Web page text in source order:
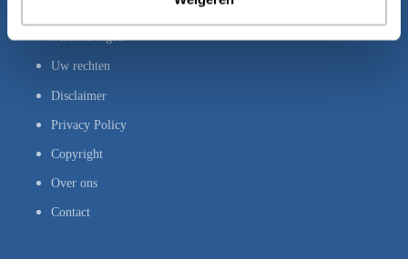
Uw rechten
Disclaimer
Privacy Policy
Copyright
Over ons
Contact